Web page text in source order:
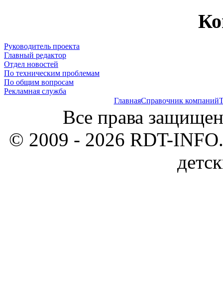
Руководитель проекта
Главный редактор
Отдел новостей
По техническим проблемам
По общим вопросам
Рекламная служба
ГлавнаяСправочник компаний
Все права
© 2009 - 2026 RDT-